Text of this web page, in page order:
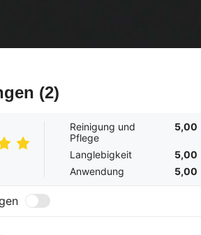
(2)
Reinigung und
Pflege
5,00
Langlebigkeit
5,00
Anwendung
5,00